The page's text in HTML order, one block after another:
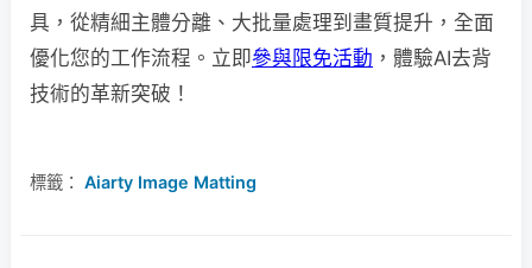
具，從精細主體分離、大批量處理到畫質提升，全面
優化您的工作流程。立即參與限免活動 ，體驗AI去背
技術的革新突破！
標籤： Aiarty Image Matting